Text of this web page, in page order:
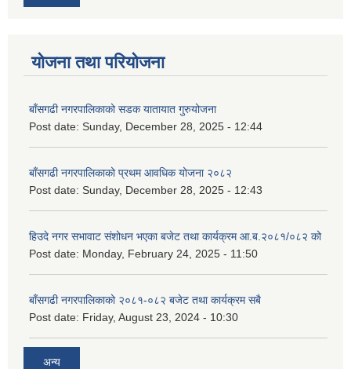
योजना तथा परियोजना
बाँसगढी नगरपालिकाको सडक यातायात गुरुयोजना
Post date: Sunday, December 28, 2025 - 12:44
बाँसगढी नगरपालिकाको प्रथम आवधिक योजना २०८२
Post date: Sunday, December 28, 2025 - 12:43
हिउदे नगर सभावाट संशोधन भएका बजेट तथा कार्यक्रम आ.ब.२०८१/०८२ को
Post date: Monday, February 24, 2025 - 11:50
बाँसगढी नगरपालिकाको २०८१-०८२ बजेट तथा कार्यक्रम सबै
Post date: Friday, August 23, 2024 - 10:30
अन्य